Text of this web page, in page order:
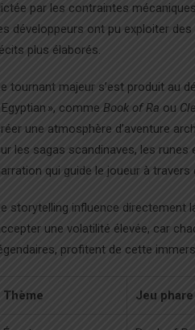
par les contraintes
développeurs ont pu exploiter
plus élaborés.
tournant majeur s’est produit au
Egyptian », comme Book of Ra ou
une atmosphère d’aventure
les sagas scandinaves, les
qui guide le joueur à
storytelling influence directement
une volatilité élevée, car
profitent de cette
Thème Jeu phare